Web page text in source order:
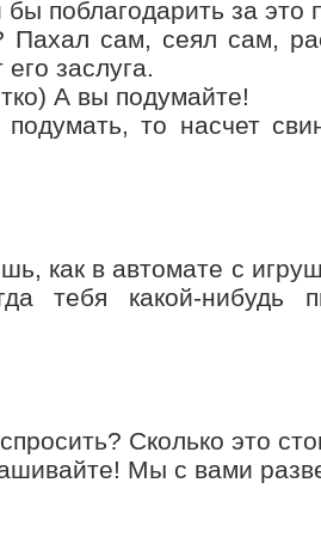
поблагодарить за это
сам, сеял сам,
заслуга.
А вы подумайте!
то насчет
как в автомате с
тебя какой-нибудь
Сколько это
Мы с вами